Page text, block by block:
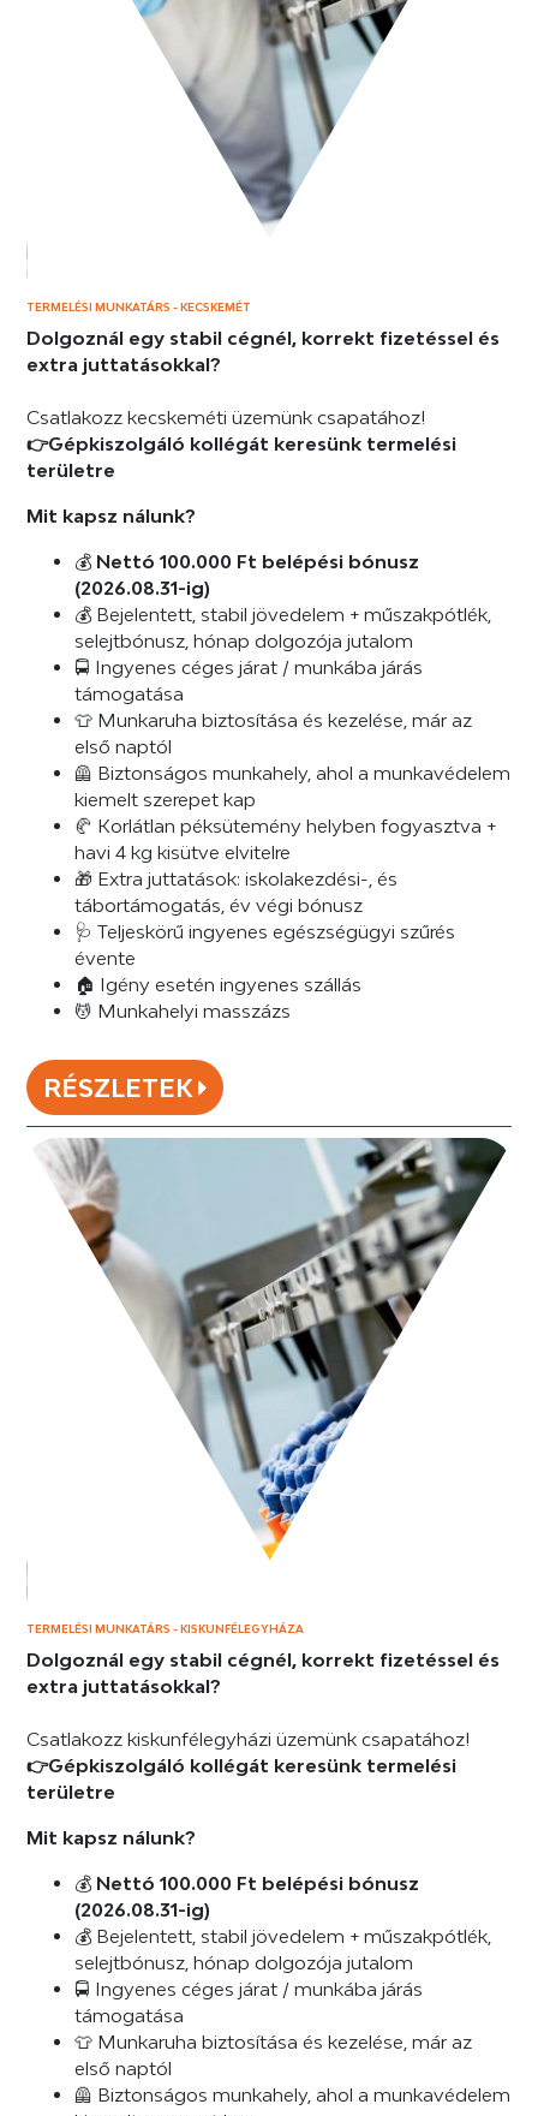
TERMELÉSI MUNKATÁRS - KECSKEMÉT
Dolgoznál egy stabil cégnél, korrekt fizetéssel és
extra juttatásokkal?
Csatlakozz kecskeméti üzemünk csapatához!
👉Gépkiszolgáló kollégát keresünk termelési
területre
Mit kapsz nálunk?
💰 Nettó 100.000 Ft belépési bónusz
(2026.08.31-ig)
💰 Bejelentett, stabil jövedelem + műszakpótlék,
selejtbónusz, hónap dolgozója jutalom
🚍 Ingyenes céges járat / munkába járás
támogatása
👕 Munkaruha biztosítása és kezelése, már az
első naptól
🦺 Biztonságos munkahely, ahol a munkavédelem
kiemelt szerepet kap
🥐 Korlátlan péksütemény helyben fogyasztva +
havi 4 kg kisütve elvitelre
🎁 Extra juttatások: iskolakezdési-, és
tábortámogatás, év végi bónusz
🩺 Teljeskörű ingyenes egészségügyi szűrés
évente
🏠 Igény esetén ingyenes szállás
💆 Munkahelyi masszázs
RÉSZLETEK
TERMELÉSI MUNKATÁRS - KISKUNFÉLEGYHÁZA
Dolgoznál egy stabil cégnél, korrekt fizetéssel és
extra juttatásokkal?
Csatlakozz kiskunfélegyházi üzemünk csapatához!
👉Gépkiszolgáló kollégát keresünk termelési
területre
Mit kapsz nálunk?
💰 Nettó 100.000 Ft belépési bónusz
(2026.08.31-ig)
💰 Bejelentett, stabil jövedelem + műszakpótlék,
selejtbónusz, hónap dolgozója jutalom
🚍 Ingyenes céges járat / munkába járás
támogatása
👕 Munkaruha biztosítása és kezelése, már az
első naptól
🦺 Biztonságos munkahely, ahol a munkavédelem